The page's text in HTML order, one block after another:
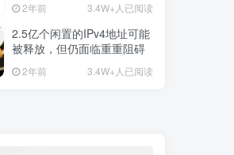
2年前 3.4W+人已阅读
2.5亿个闲置的IPv4地址可能
被释放，但仍面临重重阻碍
2年前 3.4W+人已阅读